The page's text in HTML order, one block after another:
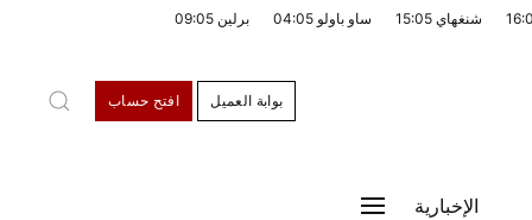
شنغهاي15:05 ساو باولو04:05 برلين09:05
بوابة العميل افتح حساب
الإخبارية